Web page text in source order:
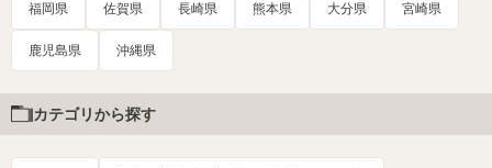
福岡県 佐賀県 長崎県 熊本県 大分県 宮崎県
鹿児島県 沖縄県
カテゴリから探す